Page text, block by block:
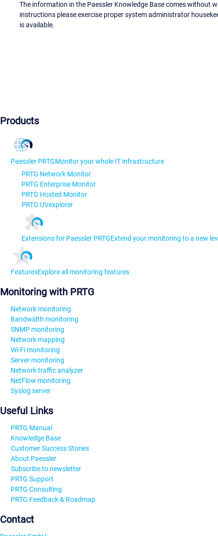
The information in the Paessler Knowledge Base comes without
instructions please exercise proper system administrator
is available.
Products
Paessler PRTGMonitor your whole IT infrastructure
PRTG Network Monitor
PRTG Enterprise Monitor
PRTG Hosted Monitor
PRTG UVexplorer
Extensions for Paessler PRTGExtend your monitoring to a new
FeaturesExplore all monitoring features
Monitoring with PRTG
Network monitoring
Bandwidth monitoring
SNMP monitoring
Network mapping
Wi-Fi monitoring
Server monitoring
Network traffic analyzer
NetFlow monitoring
Syslog server
Useful Links
PRTG Manual
Knowledge Base
Customer Success Stories
About Paessler
Subscribe to newsletter
PRTG Support
PRTG Consulting
PRTG Feedback & Roadmap
Contact